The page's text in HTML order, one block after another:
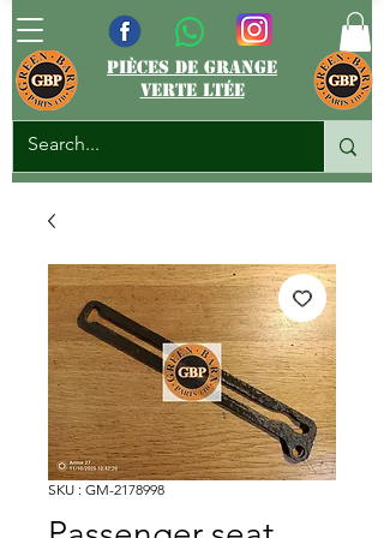
pièces de grange
verte ltée
SKU : GM-2178998